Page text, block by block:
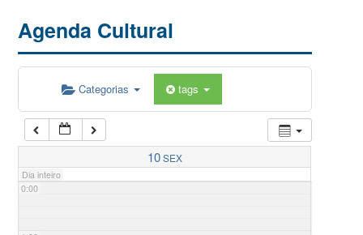
Agenda Cultural
Categorias tags
10SEX
Dia inteiro
0:00